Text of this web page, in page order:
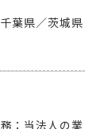
葉県／茨城県
：当法人の業